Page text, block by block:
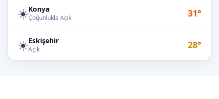
☀️Konya
Çoğunlukla Açık 31°
☀️Eskişehir
Açık 28°